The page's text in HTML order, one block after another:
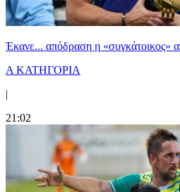
Έκανε... απόδραση η «συγκάτοικος»
Α ΚΑΤΗΓΟΡΙΑ
|
21:02